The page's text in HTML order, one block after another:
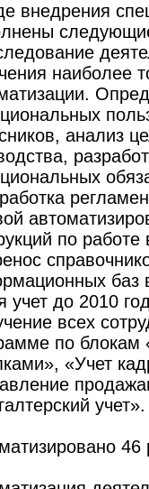
внедрения
наиболее
анализ
по
баз
учет до 2010
всех
по блокам
«Учет
учет».
46